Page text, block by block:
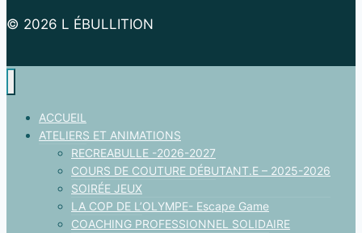
© 2026 L ÉBULLITION
ACCUEIL
ATELIERS ET ANIMATIONS
RECREABULLE -2026-2027
COURS DE COUTURE DÉBUTANT.E – 2025-2026
SOIRÉE JEUX
LA COP DE L’OLYMPE- Escape Game
COACHING PROFESSIONNEL SOLIDAIRE